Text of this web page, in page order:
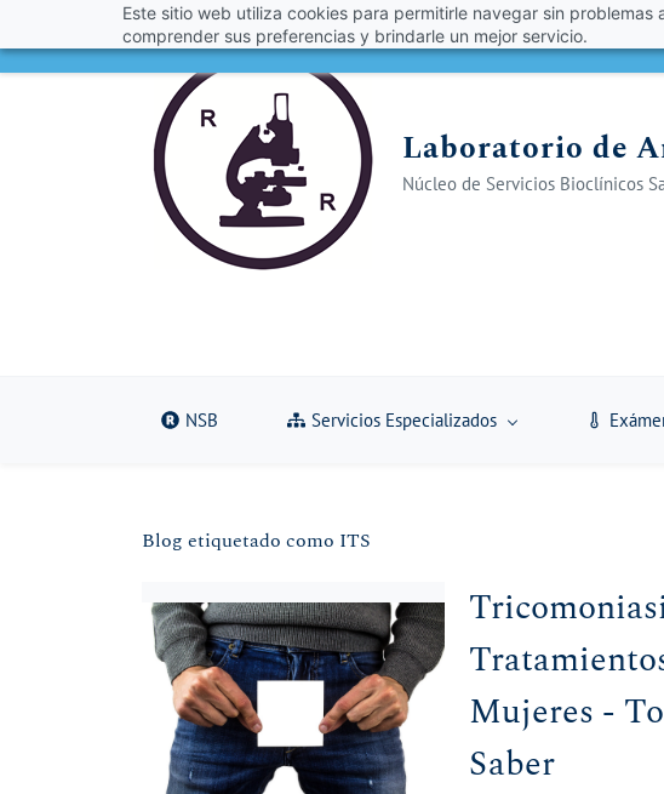
Este sitio web utiliza cookies para permitirle navegar sin
comprender sus preferencias y brindarle un mejor servicio.
to
to
Laboratorio de
Núcleo de Servicios Bioclínicos
NSB Servicios Especializados
Blog etiquetado como ITS
Mujeres -
Saber
¡Obtén un 10%